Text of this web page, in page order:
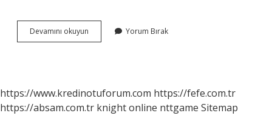
Devamını okuyun
Sınıf
Yorum Bırak
https://www.kredinotuforum.com https://fefe.com.tr
https://absam.com.tr knight online nttgame Sitemap